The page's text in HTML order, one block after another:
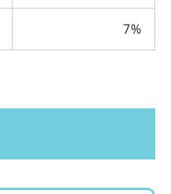
7%